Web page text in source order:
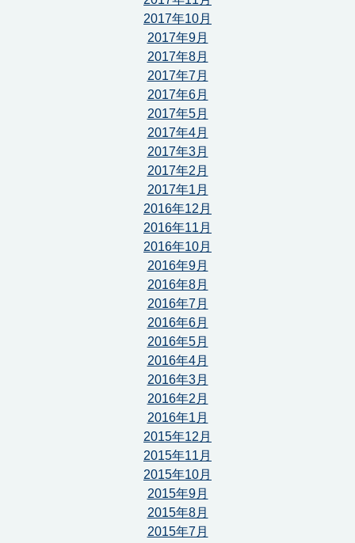
2017年10月
2017年9月
2017年8月
2017年7月
2017年6月
2017年5月
2017年4月
2017年3月
2017年2月
2017年1月
2016年12月
2016年11月
2016年10月
2016年9月
2016年8月
2016年7月
2016年6月
2016年5月
2016年4月
2016年3月
2016年2月
2016年1月
2015年12月
2015年11月
2015年10月
2015年9月
2015年8月
2015年7月